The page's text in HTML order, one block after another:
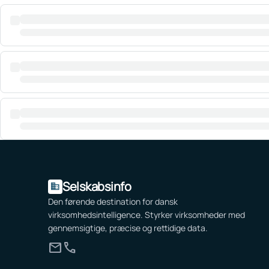
domain Selskabsinfo
Den førende destination for dansk
virksomhedsintelligence. Styrker virksomheder med
gennemsigtige, præcise og rettidige data.
mailcall